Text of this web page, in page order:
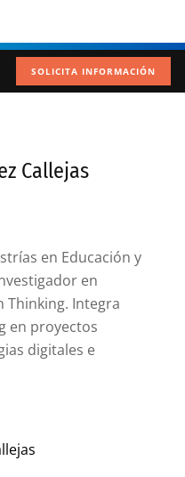
SOLICITA INFORMACIÓN
Callejas
en Educación y
en
Thinking. Integra
en proyectos
digitales e